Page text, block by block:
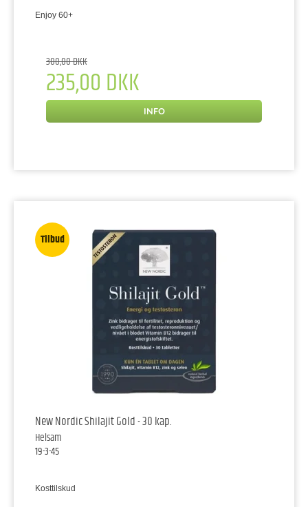
Enjoy 60+
300,00 DKK
235,00 DKK
INFO
Tilbud
New Nordic Shilajit Gold - 30 kap.
Helsam
19-3-45
Kosttilskud